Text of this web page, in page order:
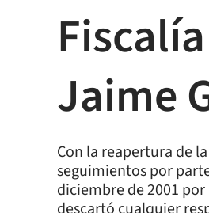
Jaime
Con la reapertura de
seguimientos por
diciembre de 2001 por